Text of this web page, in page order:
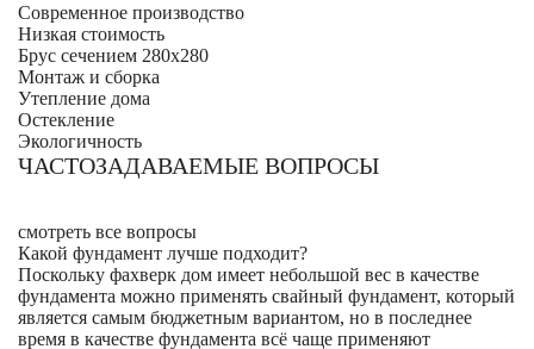
Современное производство
Низкая стоимость
Брус сечением 280х280
Монтаж и сборка
Утепление дома
Остекление
Экологичность
ЧАСТОЗАДАВАЕМЫЕ ВОПРОСЫ
смотреть все вопросы
Какой фундамент лучше подходит?
Поскольку фахверк дом имеет небольшой вес в качестве
фундамента можно применять свайный фундамент, который
является самым бюджетным вариантом, но в последнее
время в качестве фундамента всё чаще применяют